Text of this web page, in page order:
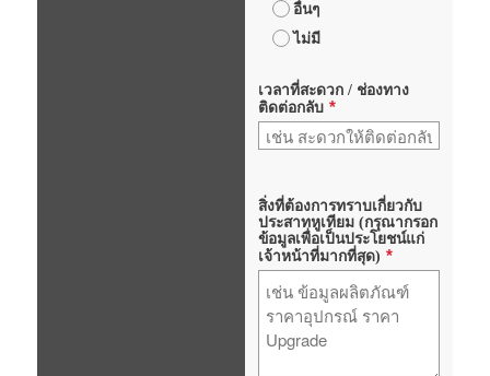
อื่นๆ
ไม่มี
เวลาที่สะดวก / ช่องทาง
ติดต่อกลับ *
สิ่งที่ต้องการทราบเกี่ยวกับ
ประสาทหูเทียม (กรุณากรอก
ข้อมูลเพื่อเป็นประโยชน์แก่
เจ้าหน้าที่มากที่สุด) *